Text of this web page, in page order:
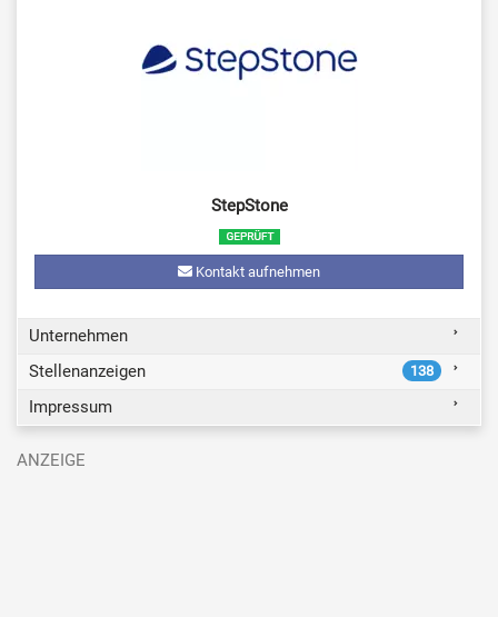
StepStone
Kontakt aufnehmen
Unternehmen
Stellenanzeigen
138
Impressum